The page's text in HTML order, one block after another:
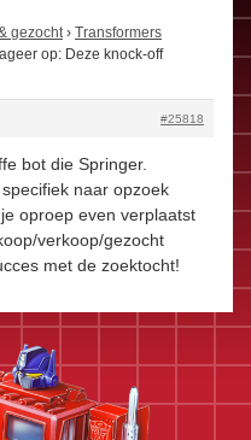
gezocht › Transformers
op: Deze knock-off
#25818
bot die Springer.
naar opzoek
oproep even verplaatst
verkoop/gezocht
met de zoektocht!